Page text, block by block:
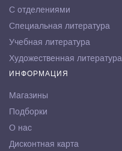
С отделениями
Специальная литература
Учебная литература
Художественная литература
ИНФОРМАЦИЯ
Магазины
Подборки
О нас
Дисконтная карта